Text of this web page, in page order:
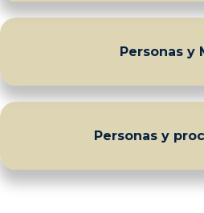
Personas y
Personas y